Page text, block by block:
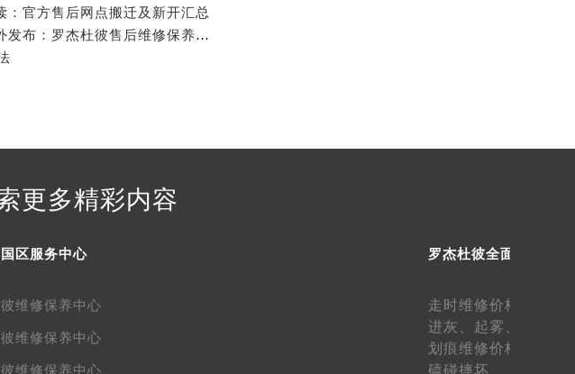
中心（需提前预约）
服务中心（北京总部）（需提前预约）
中心（需提前预约）
约）
预约）
）
）
约）
服务中心（需提前预约）
预约）
：官方售后网点搬迁及新开汇总
2026年6月官方最终文件对外发布：罗杰杜彼售后维修保养中心搬迁与新增事项
更多精彩内容
区服务中心
维修保养中心
彼维修保养中心
维修保养中心
罗杰杜彼全面服务
走时维修价格、
进灰、 起雾、
划痕维修价格、
磕碰摔坏